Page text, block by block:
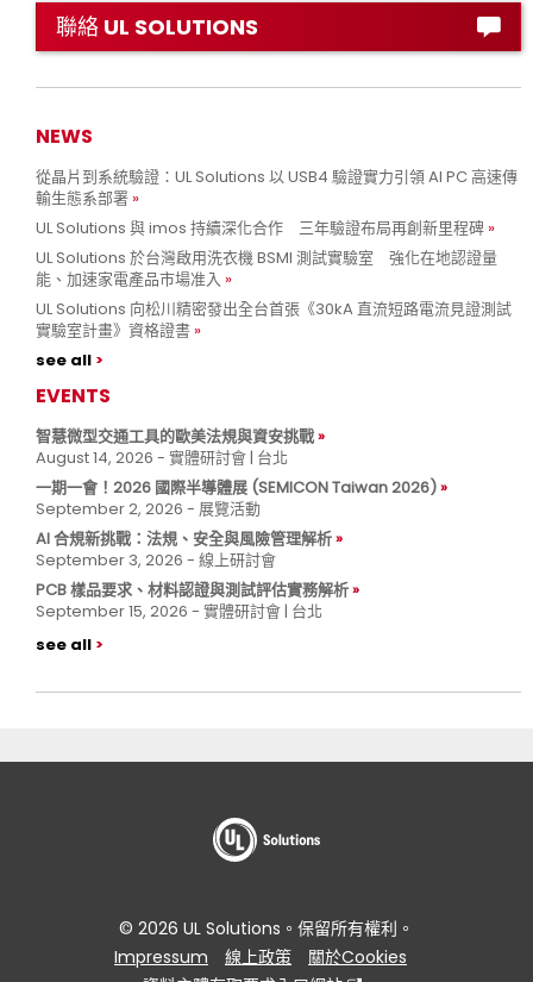
聯絡 UL SOLUTIONS
NEWS
從晶片到系統驗證：UL Solutions 以 USB4 驗證實力引領 AI PC 高速傳
輸生態系部署
UL Solutions 與 imos 持續深化合作 三年驗證布局再創新里程碑
UL Solutions 於台灣啟用洗衣機 BSMI 測試實驗室 強化在地認證量
能、加速家電產品市場准入
UL Solutions 向松川精密發出全台首張《30kA 直流短路電流見證測試
實驗室計畫》資格證書
see all
EVENTS
智慧微型交通工具的歐美法規與資安挑戰
August 14, 2026 - 實體研討會 | 台北
一期一會！2026 國際半導體展 (SEMICON Taiwan 2026)
September 2, 2026 - 展覽活動
AI 合規新挑戰：法規、安全與風險管理解析
September 3, 2026 - 線上研討會
PCB 樣品要求、材料認證與測試評估實務解析
September 15, 2026 - 實體研討會 | 台北
see all
© 2026 UL Solutions。保留所有權利。
Impressum
線上政策
關於Cookies